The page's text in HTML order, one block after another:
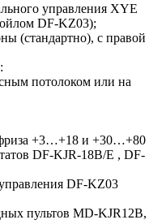
управления XYE
DF-KZ03);
(стандартно), с правой
потолоком или на
+3…+18 и +30…+80
DF-KJR-18B/E , DF-
DF-KZ03
пультов MD-KJR12B,